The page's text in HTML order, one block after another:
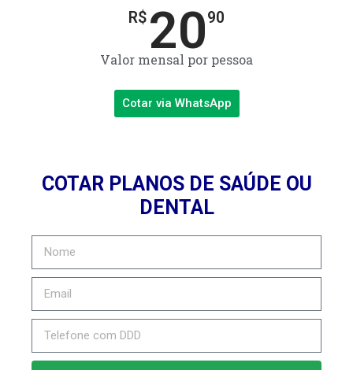
R$ 2090
Valor mensal por pessoa
Cotar via WhatsApp
COTAR PLANOS DE SAÚDE OU
DENTAL